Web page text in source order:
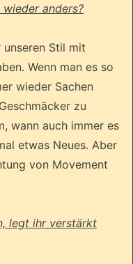
anders?
Stil mit
Wenn man es so
wieder Sachen
zu
wann auch immer es
etwas Neues. Aber
von Movement
legt ihr verstärkt